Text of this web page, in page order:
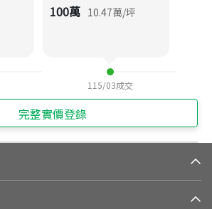
100萬 10.47萬/坪
115/03成交
完整實價登錄